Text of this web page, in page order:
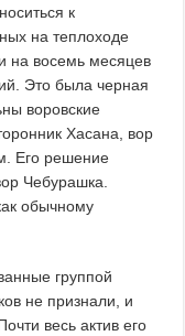
к
на теплоходе
на восемь месяцев
Это была черная
воровские
Хасана, вор
Его решение
Чебурашка.
обычному
группой
не признали, и
весь актив его